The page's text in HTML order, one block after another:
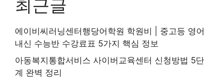
최근글
에이비씨러닝센터행당어학원 학원비 | 중고등 영어
내신 수능반 수강료표 5가지 핵심 정보
아동복지통합서비스 사이버교육센터 신청방법 5단
계 완벽 정리